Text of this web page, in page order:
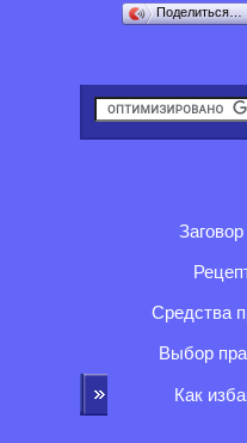
Поделиться…
Средства
Выбор
Как